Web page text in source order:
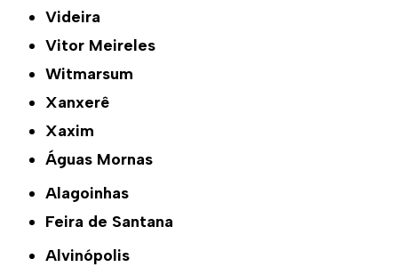
Videira
Vitor Meireles
Witmarsum
Xanxerê
Xaxim
Águas Mornas
Alagoinhas
Feira de Santana
Alvinópolis